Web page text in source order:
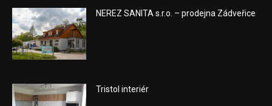
NEREZ SANITA s.r.o. – prodejna Zádveřice
Tristol interiér